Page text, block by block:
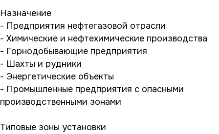
Назначение
- Предприятия нефтегазовой отрасли
- Химические и нефтехимические производства
- Горнодобывающие предприятия
- Шахты и рудники
- Энергетические объекты
- Промышленные предприятия с опасными
производственными зонами
Типовые зоны установки